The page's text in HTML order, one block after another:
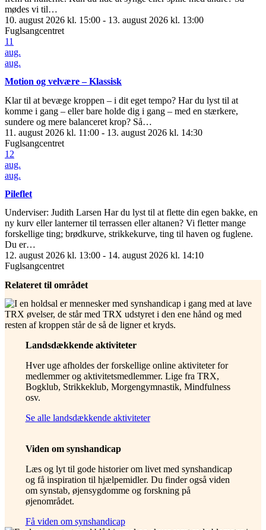
mødes vi til…
10. august 2026 kl. 15:00 - 13. august 2026 kl. 13:00
Fuglsangcentret
11
aug.
aug.
Motion og velvære – Klassisk
Klar til at bevæge kroppen – i dit eget tempo? Har du lyst til at
komme i gang – eller bare holde dig i gang – med en stærkere,
sundere og mere balanceret krop? Så…
11. august 2026 kl. 11:00 - 13. august 2026 kl. 14:30
Fuglsangcentret
12
aug.
aug.
Pileflet
Underviser: Judith Larsen Har du lyst til at flette din egen bakke, en
ny kurv eller lanterner til terrassen eller altanen? Vi fletter mange
forskellige ting; brødkurve, strikkekurve, ting til haven og fuglene.
Du er…
12. august 2026 kl. 13:00 - 14. august 2026 kl. 14:10
Fuglsangcentret
Relateret til området
Landsdækkende aktiviteter
Hver uge afholdes der forskellige online aktiviteter for
medlemmer og aktivitetsmedlemmer. Lige fra TRX,
Bogklub, Strikkeklub, Morgengymnastik, Mindfulness
osv.
Se alle landsdækkende aktiviteter
Viden om synshandicap
Læs og lyt til gode historier om livet med synshandicap
og få inspiration til hjælpemidler. Du finder også viden
om synstab, øjensygdomme og forskning på
øjenområdet.
Få viden om synshandicap